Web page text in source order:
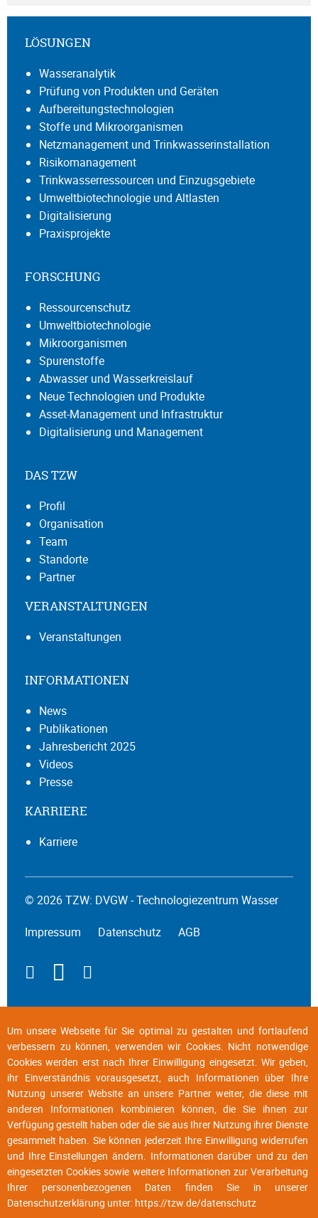
LÖSUNGEN
Wasseranalytik
Prüfung von Produkten und Geräten
Aufbereitungstechnologien
Stoffe und Mikroorganismen
Netzmanagement und Trinkwasserinstallation
Risikomanagement
Trinkwasserressourcen und Einzugsgebiete
Umweltbiotechnologie und Altlasten
Digitalisierung
Praxisprojekte
FORSCHUNG
Ressourcenschutz
Umweltbiotechnologie
Mikroorganismen
Spurenstoffe
Abwasser und Wasserkreislauf
Neue Technologien und Produkte
Asset-Management und Infrastruktur
Digitalisierung und Management
DAS TZW
Profil
Organisation
Team
Standorte
Partner
VERANSTALTUNGEN
Veranstaltungen
INFORMATIONEN
News
Publikationen
Jahresbericht 2025
Videos
Presse
KARRIERE
Karriere
© 2026 TZW: DVGW - Technologiezentrum Wasser
Impressum Datenschutz AGB
Um unsere Webseite für Sie optimal zu gestalten und fortlaufend
verbessern zu können, verwenden wir Cookies. Nicht notwendige
Cookies werden erst nach Ihrer Einwilligung eingesetzt. Wir geben,
ihr Einverständnis vorausgesetzt, auch Informationen über Ihre
Nutzung unserer Website an unsere Partner weiter, die diese mit
anderen Informationen kombinieren können, die Sie ihnen zur
Verfügung gestellt haben oder die sie aus Ihrer Nutzung ihrer Dienste
gesammelt haben. Sie können jederzeit Ihre Einwilligung widerrufen
und Ihre Einstellungen ändern. Informationen darüber und zu den
eingesetzten Cookies sowie weitere Informationen zur Verarbeitung
Ihrer personenbezogenen Daten finden Sie in unserer
Datenschutzerklärung unter: https://tzw.de/datenschutz